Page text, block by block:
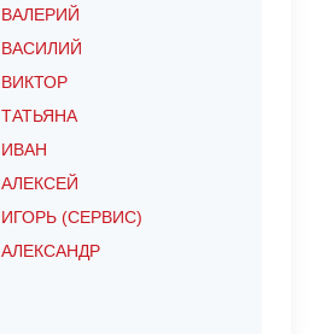
ВАЛЕРИЙ
ВАСИЛИЙ
ВИКТОР
ТАТЬЯНА
ИВАН
АЛЕКСЕЙ
ИГОРЬ (СЕРВИС)
АЛЕКСАНДР